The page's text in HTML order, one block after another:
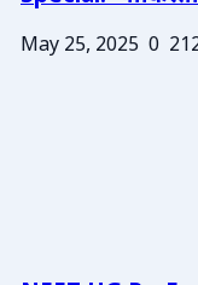
May 25, 2025 0